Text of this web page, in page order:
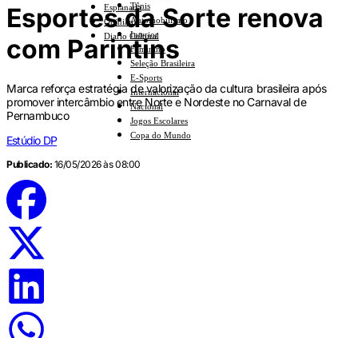
Tênis
Automobilismo
Interior
Feminino
Seleção Brasileira
E-Sports
Internacional
Nacional
Jogos Escolares
Copa do Mundo
Esplanada
Opinião
Diario Cultural
Esportes da Sorte renova
com Parintins
Marca reforça estratégia de valorização da cultura brasileira após
promover intercâmbio entre Norte e Nordeste no Carnaval de
Pernambuco
Estúdio DP
Publicado: 16/05/2026 às 08:00